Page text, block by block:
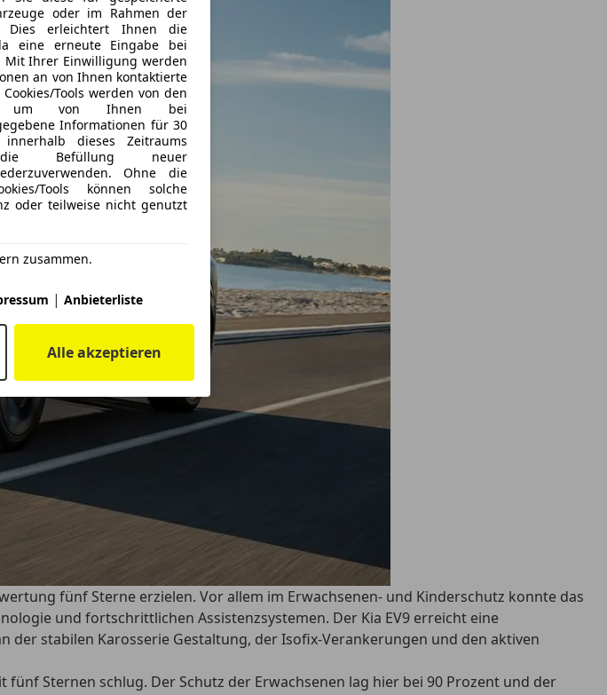
oder im Rahmen der
Dies erleichtert Ihnen die
eine erneute Eingabe bei
Mit Ihrer Einwilligung werden
an von Ihnen kontaktierte
Tools werden von den
um von Ihnen bei
Informationen für 30
dieses Zeitraums
Befüllung neuer
Ohne die
Tools können solche
oder teilweise nicht genutzt
zusammen.
| Anbieterliste
Alle akzeptieren
fünf Sterne erzielen. Vor allem im Erwachsenen- und Kinderschutz konnte das
und fortschrittlichen Assistenzsystemen. Der Kia EV9 erreicht eine
stabilen Karosserie Gestaltung, der Isofix-Verankerungen und den aktiven
fünf Sternen schlug. Der Schutz der Erwachsenen lag hier bei 90 Prozent und der